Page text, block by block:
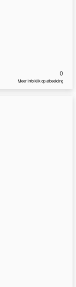
0
Meer info klik op afbeelding